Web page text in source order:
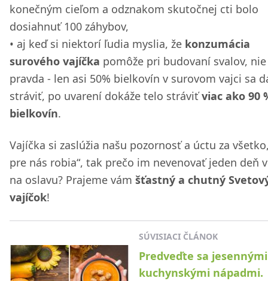
konečným cieľom a odznakom skutočnej cti bolo
dosiahnuť 100 záhybov,
aj keď si niektorí ľudia myslia, že konzumácia
surového vajíčka pomôže pri budovaní svalov,
pravda - len asi 50% bielkovín v surovom vajci sa
stráviť, po uvarení dokáže telo stráviťviac ako 90
bielkovín.
Vajíčka si zaslúžia našu pozornosť a úctu za
pre nás robia“, tak prečo im nevenovať jeden deň
na oslavu? Prajeme vám šťastný a chutný
vajíčok!
SÚVISIACI ČLÁNOK
Predveďte sa jesennými
kuchynskými nápadmi.